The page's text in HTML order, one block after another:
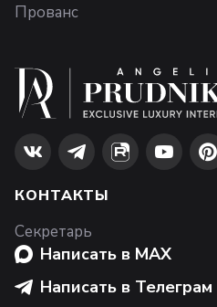
Прованс
КОНТАКТЫ
Секретарь
Написать в MAX
Написать в Телеграм